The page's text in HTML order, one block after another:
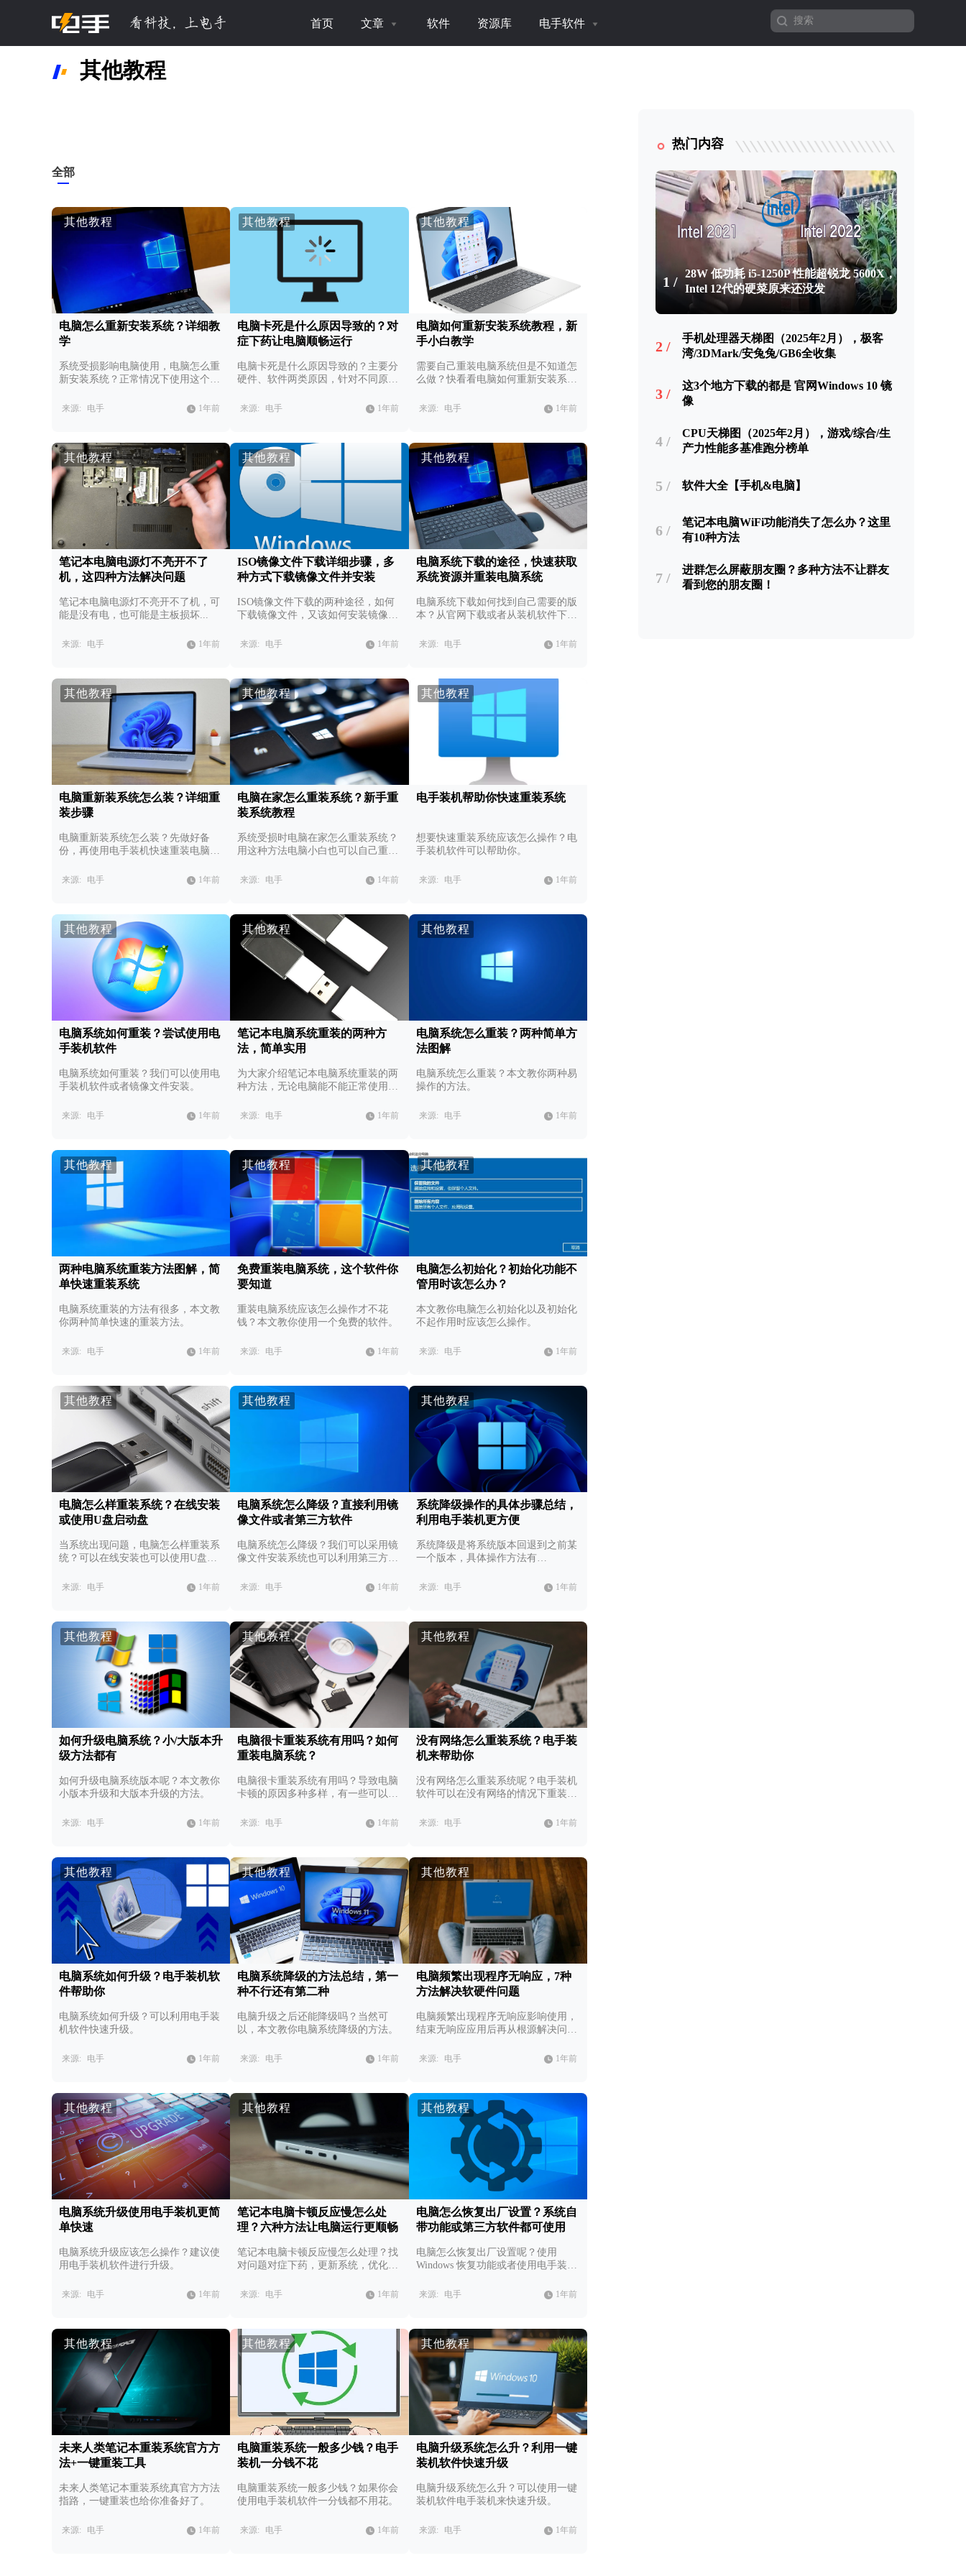
首页 文章 软件 资源库 电手软件
其他教程
全部
其他教程
电脑怎么重新安装系统？详细教
学
系统受损影响电脑使用，电脑怎么重
新安装系统？正常情况下使用这个软
来源: 电手 1年前
其他教程
电脑卡死是什么原因导致的？对
症下药让电脑顺畅运行
电脑卡死是什么原因导致的？主要分
硬件、软件两类原因，针对不同原因
来源: 电手 1年前
其他教程
电脑如何重新安装系统教程，新
手小白教学
需要自己重装电脑系统但是不知道怎
么做？快看看电脑如何重新安装系统
来源: 电手 1年前
其他教程
笔记本电脑电源灯不亮开不了
机，这四种方法解决问题
笔记本电脑电源灯不亮开不了机，可
能是没有电，也可能是主板损坏...
来源: 电手 1年前
其他教程
ISO镜像文件下载详细步骤，多
种方式下载镜像文件并安装
ISO镜像文件下载的两种途径，如何
下载镜像文件，又该如何安装镜像文
来源: 电手 1年前
其他教程
电脑系统下载的途径，快速获取
系统资源并重装电脑系统
电脑系统下载如何找到自己需要的版
本？从官网下载或者从装机软件下载
来源: 电手 1年前
其他教程
电脑重新装系统怎么装？详细重
装步骤
电脑重新装系统怎么装？先做好备
份，再使用电手装机快速重装电脑系
来源: 电手 1年前
其他教程
电脑在家怎么重装系统？新手重
装系统教程
系统受损时电脑在家怎么重装系统？
用这种方法电脑小白也可以自己重装
来源: 电手 1年前
其他教程
电手装机帮助你快速重装系统
想要快速重装系统应该怎么操作？电
手装机软件可以帮助你。
来源: 电手 1年前
其他教程
电脑系统如何重装？尝试使用电
手装机软件
电脑系统如何重装？我们可以使用电
手装机软件或者镜像文件安装。
来源: 电手 1年前
其他教程
笔记本电脑系统重装的两种方
法，简单实用
为大家介绍笔记本电脑系统重装的两
种方法，无论电脑能不能正常使用都
来源: 电手 1年前
其他教程
电脑系统怎么重装？两种简单方
法图解
电脑系统怎么重装？本文教你两种易
操作的方法。
来源: 电手 1年前
其他教程
两种电脑系统重装方法图解，简
单快速重装系统
电脑系统重装的方法有很多，本文教
你两种简单快速的重装方法。
来源: 电手 1年前
其他教程
免费重装电脑系统，这个软件你
要知道
重装电脑系统应该怎么操作才不花
钱？本文教你使用一个免费的软件。
来源: 电手 1年前
其他教程
电脑怎么初始化？初始化功能不
管用时该怎么办？
本文教你电脑怎么初始化以及初始化
不起作用时应该怎么操作。
来源: 电手 1年前
其他教程
电脑怎么样重装系统？在线安装
或使用U盘启动盘
当系统出现问题，电脑怎么样重装系
统？可以在线安装也可以使用U盘启
来源: 电手 1年前
其他教程
电脑系统怎么降级？直接利用镜
像文件或者第三方软件
电脑系统怎么降级？我们可以采用镜
像文件安装系统也可以利用第三方重
来源: 电手 1年前
其他教程
系统降级操作的具体步骤总结，
利用电手装机更方便
系统降级是将系统版本回退到之前某
一个版本，具体操作方法有…
来源: 电手 1年前
其他教程
如何升级电脑系统？小/大版本升
级方法都有
如何升级电脑系统版本呢？本文教你
小版本升级和大版本升级的方法。
来源: 电手 1年前
其他教程
电脑很卡重装系统有用吗？如何
重装电脑系统？
电脑很卡重装系统有用吗？导致电脑
卡顿的原因多种多样，有一些可以通
来源: 电手 1年前
其他教程
没有网络怎么重装系统？电手装
机来帮助你
没有网络怎么重装系统呢？电手装机
软件可以在没有网络的情况下重装系
来源: 电手 1年前
其他教程
电脑系统如何升级？电手装机软
件帮助你
电脑系统如何升级？可以利用电手装
机软件快速升级。
来源: 电手 1年前
其他教程
电脑系统降级的方法总结，第一
种不行还有第二种
电脑升级之后还能降级吗？当然可
以，本文教你电脑系统降级的方法。
来源: 电手 1年前
其他教程
电脑频繁出现程序无响应，7种
方法解决软硬件问题
电脑频繁出现程序无响应影响使用，
结束无响应应用后再从根源解决问
来源: 电手 1年前
其他教程
电脑系统升级使用电手装机更简
单快速
电脑系统升级应该怎么操作？建议使
用电手装机软件进行升级。
来源: 电手 1年前
其他教程
笔记本电脑卡顿反应慢怎么处
理？六种方法让电脑运行更顺畅
笔记本电脑卡顿反应慢怎么处理？找
对问题对症下药，更新系统，优化硬
来源: 电手 1年前
其他教程
电脑怎么恢复出厂设置？系统自
带功能或第三方软件都可使用
电脑怎么恢复出厂设置呢？使用
Windows 恢复功能或者使用电手装机
来源: 电手 1年前
其他教程
未来人类笔记本重装系统官方方
法+一键重装工具
未来人类笔记本重装系统真官方方法
指路，一键重装也给你准备好了。
来源: 电手 1年前
其他教程
电脑重装系统一般多少钱？电手
装机一分钱不花
电脑重装系统一般多少钱？如果你会
使用电手装机软件一分钱都不用花。
来源: 电手 1年前
其他教程
电脑升级系统怎么升？利用一键
装机软件快速升级
电脑升级系统怎么升？可以使用一键
装机软件电手装机来快速升级。
来源: 电手 1年前
热门内容
1 /
28W 低功耗 i5-1250P 性能超锐龙 5600X，
Intel 12代的硬菜原来还没发
2 /
手机处理器天梯图（2025年2月），极客
湾/3DMark/安兔兔/GB6全收集
3 /
这3个地方下载的都是 官网Windows 10 镜
像
4 /
CPU天梯图（2025年2月），游戏/综合/生
产力性能多基准跑分榜单
5 / 软件大全【手机&电脑】
6 /
笔记本电脑WiFi功能消失了怎么办？这里
有10种方法
7 /
进群怎么屏蔽朋友圈？多种方法不让群友
看到您的朋友圈！